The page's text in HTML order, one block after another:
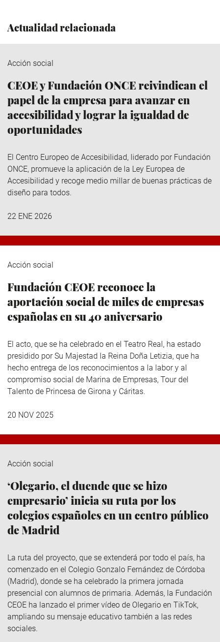
Actualidad relacionada
Acción social
CEOE y Fundación ONCE reivindican el
papel de la empresa para avanzar en
accesibilidad y lograr la igualdad de
oportunidades
El Centro Europeo de Accesibilidad, liderado por Fundación
ONCE, promueve la aplicación de la Ley Europea de
Accesibilidad y recoge medio millar de buenas prácticas de
diseño para todos.
22 ENE 2026
Acción social
Fundación CEOE reconoce la
aportación social de miles de empresas
españolas en su 40 aniversario
El acto, que se ha celebrado en el Teatro Real, ha estado
presidido por Su Majestad la Reina Doña Letizia, que ha
hecho entrega de los reconocimientos a la labor y al
compromiso social de Marina de Empresas, Tour del
Talento de Princesa de Girona y Cáritas.
20 NOV 2025
Acción social
‘Olegario, el duende que se hizo
empresario’ inicia su ruta por los
colegios españoles en un centro público
de Madrid
La ruta del proyecto, que se extenderá por todo el país, ha
comenzado en el Colegio Gonzalo Fernández de Córdoba
(Madrid), donde se ha celebrado la primera jornada
presencial con alumnos de primaria. Además, la Fundación
CEOE ha lanzado el primer vídeo de Olegario en TikTok,
ampliando su mensaje educativo también a las redes
sociales.